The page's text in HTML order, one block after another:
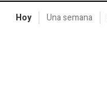
Hoy Una semana